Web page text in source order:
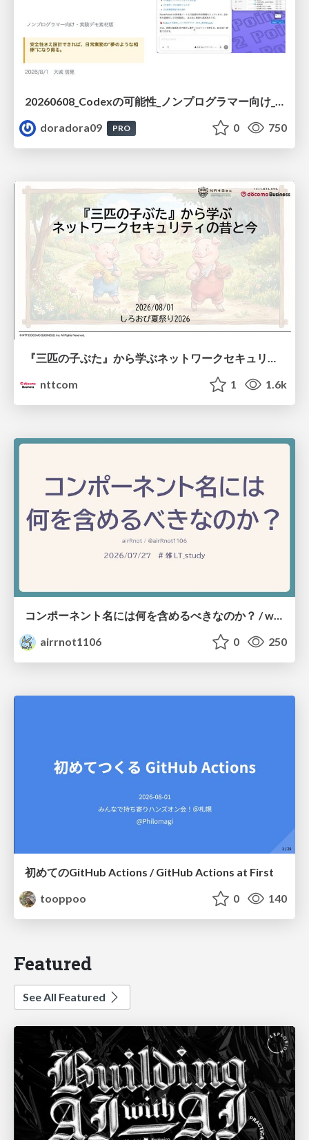
20260608_Codexの可能性_ノンプログラマー向け_大城追記
doradora09
PRO 0 750
『三匹の子ぶた』から学ぶネットワークセキュリティの昔と今 / Network Security: Then and Now Through the Lens of The Three Little Pigs
nttcom
1 1.6k
airrnot1106
0 250
初めてのGitHub Actions / GitHub Actions at First
tooppoo
0 140
Featured
See All Featured